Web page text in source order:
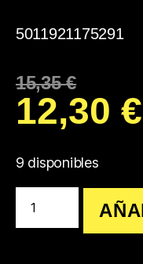
5011921175291
15,35€
12,30 €
9 disponibles